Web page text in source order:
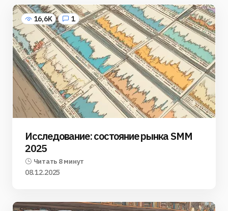
16,6K 1
Исследование: состояние рынка SMM
2025
Читать 8 минут
08.12.2025